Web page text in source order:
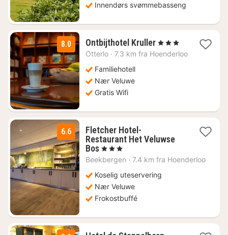
Innendørs svømmebasseng
8.0 Ontbijthotel Kruller1
natt
, 3 Stjerner
Otterlo · 7.3 km fra Hoenderloo
Familiehotell
Nær Veluwe
Gratis Wifi
6.6
Fletcher Hotel-
Restaurant Het Veluwse
Bos1
natt
706
kr.
, 3 Stjerner
Beekbergen · 7.4 km fra Hoenderloo
Koselig uteservering
Nær Veluwe
Frokostbuffé